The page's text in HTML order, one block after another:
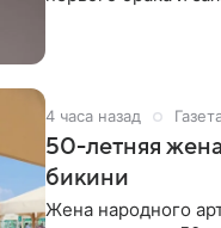
4 часа назад
50-летняя
бикини
Жена народного